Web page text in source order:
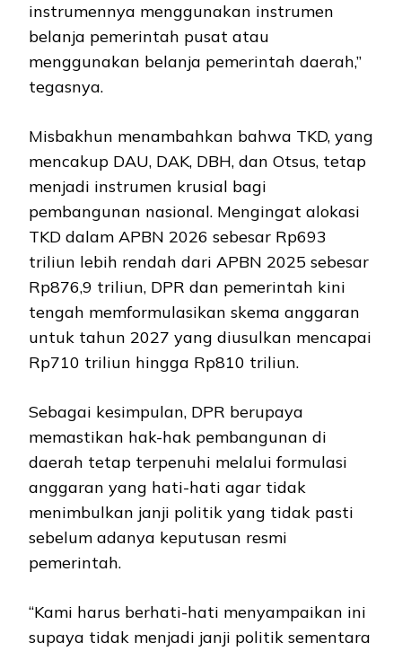
instrumennya menggunakan instrumen
belanja pemerintah pusat atau
menggunakan belanja pemerintah daerah,”
tegasnya.
Misbakhun menambahkan bahwa TKD, yang
mencakup DAU, DAK, DBH, dan Otsus, tetap
menjadi instrumen krusial bagi
pembangunan nasional. Mengingat alokasi
TKD dalam APBN 2026 sebesar Rp693
triliun lebih rendah dari APBN 2025 sebesar
Rp876,9 triliun, DPR dan pemerintah kini
tengah memformulasikan skema anggaran
untuk tahun 2027 yang diusulkan mencapai
Rp710 triliun hingga Rp810 triliun.
Sebagai kesimpulan, DPR berupaya
memastikan hak-hak pembangunan di
daerah tetap terpenuhi melalui formulasi
anggaran yang hati-hati agar tidak
menimbulkan janji politik yang tidak pasti
sebelum adanya keputusan resmi
pemerintah.
“Kami harus berhati-hati menyampaikan ini
supaya tidak menjadi janji politik sementara